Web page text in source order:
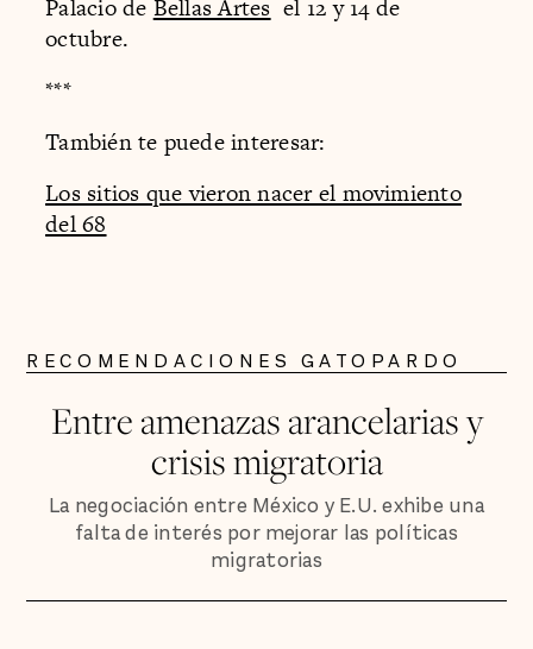
Palacio de Bellas Artes el 12 y 14 de
octubre.
***
También te puede interesar:
Los sitios que vieron nacer el movimiento
del 68
RECOMENDACIONES GATOPARDO
Entre amenazas arancelarias y
crisis migratoria
La negociación entre México y E.U. exhibe una
falta de interés por mejorar las políticas
migratorias